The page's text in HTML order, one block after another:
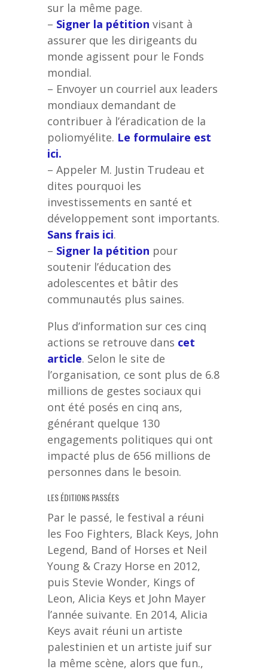
sur la même page.
– Signer la pétition visant à
assurer que les dirigeants du
monde agissent pour le Fonds
mondial.
– Envoyer un courriel aux leaders
mondiaux demandant de
contribuer à l’éradication de la
poliomyélite. Le formulaire est
ici.
– Appeler M. Justin Trudeau et
dites pourquoi les
investissements en santé et
développement sont importants.
Sans frais ici.
– Signer la pétition pour
soutenir l’éducation des
adolescentes et bâtir des
communautés plus saines.
Plus d’information sur ces cinq
actions se retrouve dans cet
article. Selon le site de
l’organisation, ce sont plus de 6.8
millions de gestes sociaux qui
ont été posés en cinq ans,
générant quelque 130
engagements politiques qui ont
impacté plus de 656 millions de
personnes dans le besoin.
LES ÉDITIONS PASSÉES
Par le passé, le festival a réuni
les Foo Fighters, Black Keys, John
Legend, Band of Horses et Neil
Young & Crazy Horse en 2012,
puis Stevie Wonder, Kings of
Leon, Alicia Keys et John Mayer
l’année suivante. En 2014, Alicia
Keys avait réuni un artiste
palestinien et un artiste juif sur
la même scène, alors que fun.,